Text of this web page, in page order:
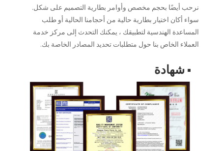
نرحب أيضًا بحجم مخصص وأوامر بطارية التصميم على شكل.
سواء أكان اختيار بطارية حالية من أحجامنا الحالية أو طلب
المساعدة الهندسية لتطبيقك ، يمكنك التحدث إلى مركز خدمة
العملاء الخاص بنا حول متطلبات تحديد المصادر الخاصة بك.
■ شهادة